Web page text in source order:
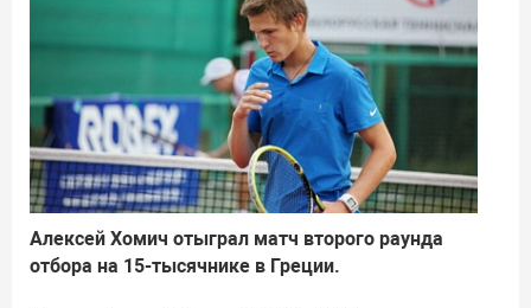
Алексей Хомич отыграл матч второго раунда
отбора на 15-тысячнике в Греции.